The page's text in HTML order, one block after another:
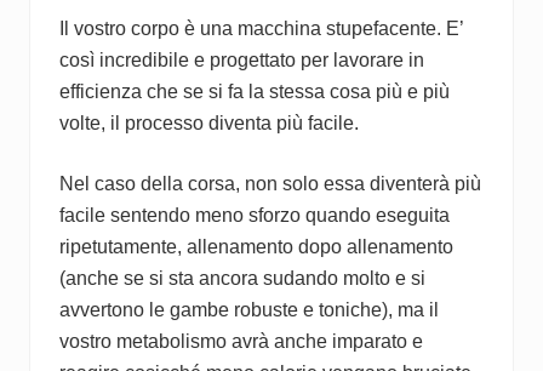
Il vostro corpo è una macchina stupefacente. E’
così incredibile e progettato per lavorare in
efficienza che se si fa la stessa cosa più e più
volte, il processo diventa più facile.
Nel caso della corsa, non solo essa diventerà più
facile sentendo meno sforzo quando eseguita
ripetutamente, allenamento dopo allenamento
(anche se si sta ancora sudando molto e si
avvertono le gambe robuste e toniche), ma il
vostro metabolismo avrà anche imparato e